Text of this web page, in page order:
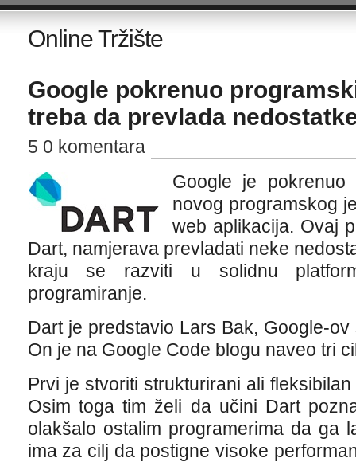
Online Tržište
Google pokrenuo
treba da prevlada
5 0 komentara
Google je
novog programskog
web aplikacija. Ovaj
Dart, namjerava prevladati neke
kraju se razviti u solidnu
programiranje.
Dart je predstavio Lars Bak, Google-
On je na Google Code blogu naveo tri
Prvi je stvoriti strukturirani ali
Osim toga tim želi da učini Dart
olakšalo ostalim programerima da ga
ima za cilj da postigne visoke